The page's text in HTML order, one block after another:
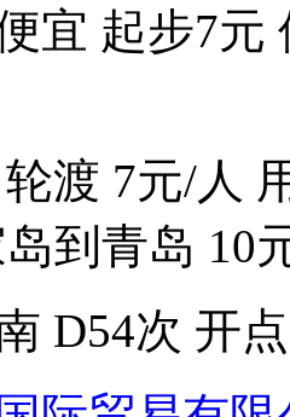
宜 起步7元
渡 7元/人
到青岛 10
D54次 开